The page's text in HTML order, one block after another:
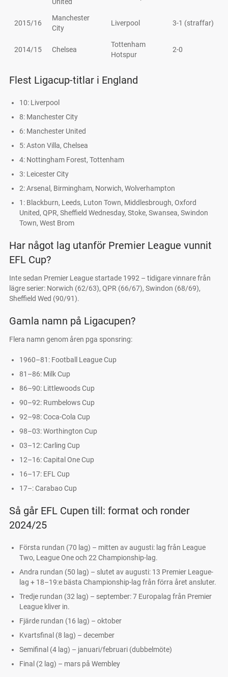
2015/16
Manchester
City
Liverpool 3-1 (straffar)
2014/15 Chelsea
Tottenham
Hotspur
2-0
Flest Ligacup-titlar i England
10: Liverpool
8: Manchester City
6: Manchester United
5: Aston Villa, Chelsea
4: Nottingham Forest, Tottenham
3: Leicester City
2: Arsenal, Birmingham, Norwich, Wolverhampton
1: Blackburn, Leeds, Luton Town, Middlesbrough, Oxford
United, QPR, Sheffield Wednesday, Stoke, Swansea, Swindon
Town, West Brom
Har något lag utanför Premier League vunnit
EFL Cup?
Inte sedan Premier League startade 1992 – tidigare vinnare från
lägre serier: Norwich (62/63), QPR (66/67), Swindon (68/69),
Sheffield Wed (90/91).
Gamla namn på Ligacupen?
Flera namn genom åren pga sponsring:
1960–81: Football League Cup
81–86: Milk Cup
86–90: Littlewoods Cup
90–92: Rumbelows Cup
92–98: Coca-Cola Cup
98–03: Worthington Cup
03–12: Carling Cup
12–16: Capital One Cup
16–17: EFL Cup
17–: Carabao Cup
Så går EFL Cupen till: format och ronder
2024/25
Första rundan (70 lag) – mitten av augusti: lag från League
Two, League One och 22 Championship-lag.
Andra rundan (50 lag) – slutet av augusti: 13 Premier League-
lag + 18–19:e bästa Championship-lag från förra året ansluter.
Tredje rundan (32 lag) – september: 7 Europalag från Premier
League kliver in.
Fjärde rundan (16 lag) – oktober
Kvartsfinal (8 lag) – december
Semifinal (4 lag) – januari/februari (dubbelmöte)
Final (2 lag) – mars på Wembley